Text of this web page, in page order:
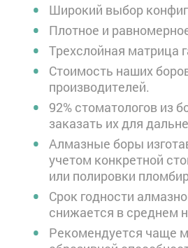
Широкий выбор
Плотное и
Трехслойная матрица
Стоимость наших
производителей.
92% стоматологов из
заказать их для
Алмазные боры
учетом конкретной
или полировки
Срок годности
снижается в среднем
Рекомендуется чаще